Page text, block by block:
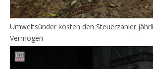
Umweltsünder kosten den Steuerzahler
Vermögen